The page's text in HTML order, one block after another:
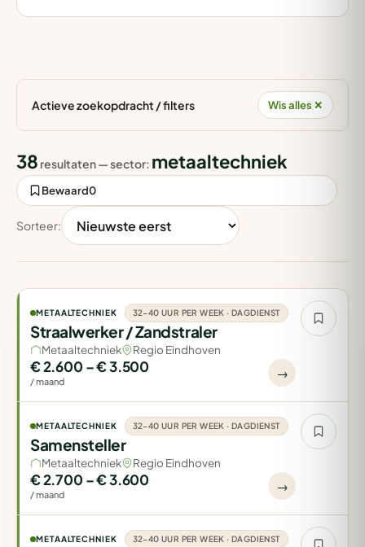
Actieve zoekopdracht / filters Wis alles ✕
38 resultaten — sector: metaaltechniek
Bewaard0
Sorteer:
METAALTECHNIEK 32-40 UUR PER WEEK · DAGDIENST
Straalwerker / Zandstraler
Metaaltechniek Regio Eindhoven
€ 2.600 – € 3.500
/ maand
→
METAALTECHNIEK 32-40 UUR PER WEEK · DAGDIENST
Samensteller
Metaaltechniek Regio Eindhoven
€ 2.700 – € 3.600
/ maand
→
METAALTECHNIEK 32-40 UUR PER WEEK · DAGDIENST